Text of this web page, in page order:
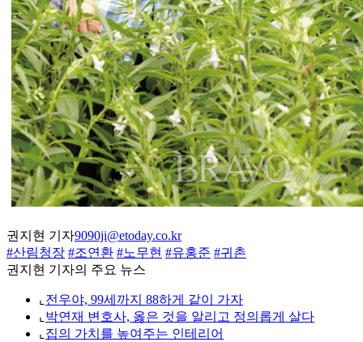
권지현 기자9090ji@etoday.co.kr
#산림청장 #조연환 #노무현 #유홍준 #귀촌
권지현 기자의 주요 뉴스
⌞ 전우야, 99세까지 88하게 같이 가자
⌞ 박연재 변호사, 옳은 것을 알리고 정의롭게 살다
⌞ 집의 가치를 높여주는 인테리어